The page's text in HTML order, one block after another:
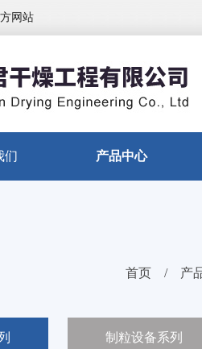
网站
们 产品中心
首页/ 产
制粒设备系列